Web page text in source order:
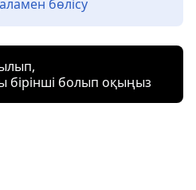
бөлісу
бірінші болып оқыңыз